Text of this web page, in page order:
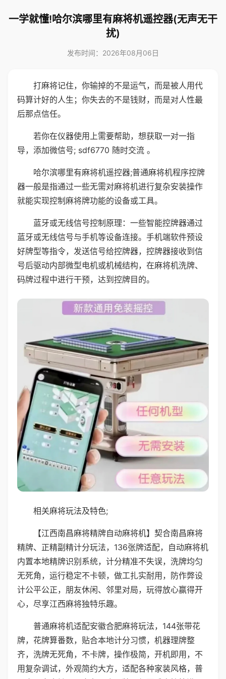
一学就懂!哈尔滨哪里有麻将机遥控器(无声无干
扰)
发布时间：2026年08月06日
打麻将记住，你输掉的不是运气，而是被人用代
码算计好的人生；你失去的不是钱财，而是对人性最
后那点信任。
若你在仪器使用上需要帮助，想获取一对一指
导，添加微信号; sdf6770 随时交流 。
哈尔滨哪里有麻将机遥控器;普通麻将机程序控牌
器一般是指通过一些无需对麻将机进行复杂安装操作
就能实现控制麻将牌功能的设备或工具。
蓝牙或无线信号控制原理：一些智能控牌器通过
蓝牙或无线信号与手机等设备连接。手机端软件预设
好牌型等指令，发送信号给控牌器，控牌器接收到信
号后驱动内部微型电机或机械结构，在麻将机洗牌、
码牌过程中进行干预，达到控牌目的。
相关麻将玩法及特色;
【江西南昌麻将精牌自动麻将机】契合南昌麻将
精牌、正精副精计分玩法，136张牌适配，自动麻将机
内置本地精牌识别系统，计分精准不失误，洗牌均匀
无死角，运行稳定不卡顿，做工扎实耐用，防作弊设
计公平公正，朋友休闲、邻里对局，玩得放心赢得开
心，尽享江西麻将独特乐趣。
普通麻将机适配安徽合肥麻将玩法，144张带花
牌，花牌算番数，贴合本地计分习惯，机器理牌整
齐，洗牌无死角，不卡牌，操作极简，开机即用，不
用复杂调试，外观简约大方，适配各种家装风格，普